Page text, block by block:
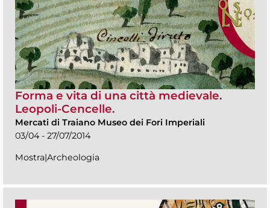
Forma e vita di una città medievale.
Leopoli-Cencelle.
Mercati di Traiano Museo dei Fori Imperiali
03/04 - 27/07/2014
Mostra|Archeologia